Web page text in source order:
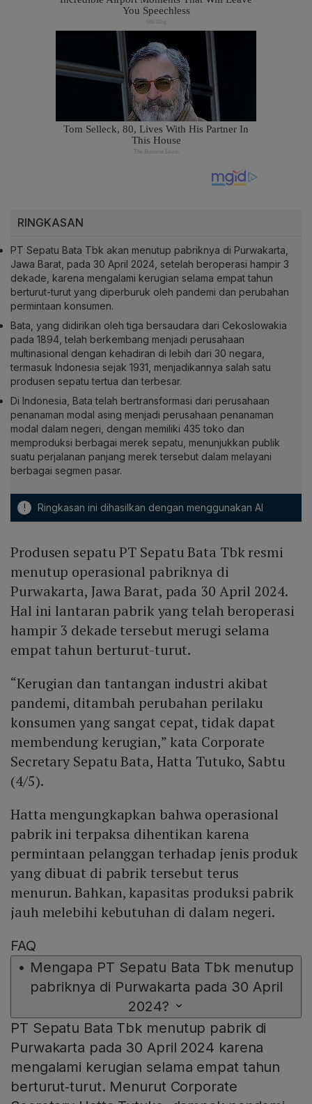
RINGKASAN
PT Sepatu Bata Tbk akan menutup pabriknya di Purwakarta,
Jawa Barat, pada 30 April 2024, setelah beroperasi hampir 3
dekade, karena mengalami kerugian selama empat tahun
berturut-turut yang diperburuk oleh pandemi dan perubahan
permintaan konsumen.
Bata, yang didirikan oleh tiga bersaudara dari Cekoslowakia
pada 1894, telah berkembang menjadi perusahaan
multinasional dengan kehadiran di lebih dari 30 negara,
termasuk Indonesia sejak 1931, menjadikannya salah satu
produsen sepatu tertua dan terbesar.
Di Indonesia, Bata telah bertransformasi dari perusahaan
penanaman modal asing menjadi perusahaan penanaman
modal dalam negeri, dengan memiliki 435 toko dan
memproduksi berbagai merek sepatu, menunjukkan publik
suatu perjalanan panjang merek tersebut dalam melayani
berbagai segmen pasar.
! Ringkasan ini dihasilkan dengan menggunakan AI
Produsen sepatu PT Sepatu Bata Tbk resmi
menutup operasional pabriknya di
Purwakarta, Jawa Barat, pada 30 April 2024.
Hal ini lantaran pabrik yang telah beroperasi
hampir 3 dekade tersebut merugi selama
empat tahun berturut-turut.
“Kerugian dan tantangan industri akibat
pandemi, ditambah perubahan perilaku
konsumen yang sangat cepat, tidak dapat
membendung kerugian,” kata Corporate
Secretary Sepatu Bata, Hatta Tutuko, Sabtu
(4/5).
Hatta mengungkapkan bahwa operasional
pabrik ini terpaksa dihentikan karena
permintaan pelanggan terhadap jenis produk
yang dibuat di pabrik tersebut terus
menurun. Bahkan, kapasitas produksi pabrik
jauh melebihi kebutuhan di dalam negeri.
FAQ
• Mengapa PT Sepatu Bata Tbk menutup
pabriknya di Purwakarta pada 30 April
2024?
PT Sepatu Bata Tbk menutup pabrik di
Purwakarta pada 30 April 2024 karena
mengalami kerugian selama empat tahun
berturut‑turut. Menurut Corporate